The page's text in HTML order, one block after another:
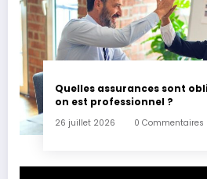
Quelles assurances sont
on est professionnel ?
26 juillet 2026 0 Commentaires